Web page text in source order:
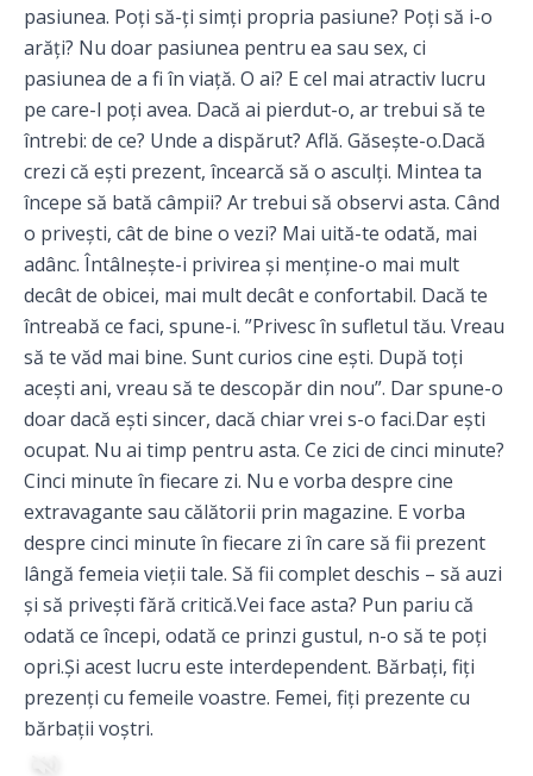
pasiunea. Poți să-ți simți propria pasiune? Poți să i-o
arăți? Nu doar pasiunea pentru ea sau sex, ci
pasiunea de a fi în viață. O ai? E cel mai atractiv lucru
pe care-l poți avea. Dacă ai pierdut-o, ar trebui să te
întrebi: de ce? Unde a dispărut? Află. Găsește-o.Dacă
crezi că ești prezent, încearcă să o asculți. Mintea ta
începe să bată câmpii? Ar trebui să observi asta. Când
o privești, cât de bine o vezi? Mai uită-te odată, mai
adânc. Întâlnește-i privirea și menține-o mai mult
decât de obicei, mai mult decât e confortabil. Dacă te
întreabă ce faci, spune-i. ”Privesc în sufletul tău. Vreau
să te văd mai bine. Sunt curios cine ești. După toți
acești ani, vreau să te descopăr din nou”. Dar spune-o
doar dacă ești sincer, dacă chiar vrei s-o faci.Dar ești
ocupat. Nu ai timp pentru asta. Ce zici de cinci minute?
Cinci minute în fiecare zi. Nu e vorba despre cine
extravagante sau călătorii prin magazine. E vorba
despre cinci minute în fiecare zi în care să fii prezent
lângă femeia vieții tale. Să fii complet deschis – să auzi
și să privești fără critică.Vei face asta? Pun pariu că
odată ce începi, odată ce prinzi gustul, n-o să te poți
opri.Și acest lucru este interdependent. Bărbați, fiți
prezenți cu femeile voastre. Femei, fiți prezente cu
bărbații voștri.